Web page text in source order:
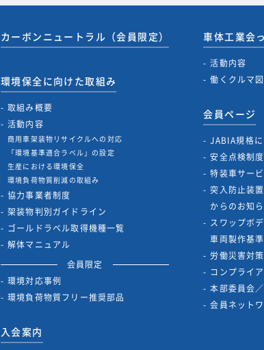
カーボンニュートラル（会員限定）
環境保全に向けた取組み
取組み概要
活動内容
商用車架装物リサイクルへの対応
「環境基準適合ラベル」の設定
生産における環境保全
環境負荷物質削減の取組み
協力事業者制度
架装物判別ガイドライン
ゴールドラベル取得機種一覧
解体マニュアル
会員限定
環境対応事例
環境負荷物質フリー推奨部品
入会案内
車体工業会
活動内容
働くクルマ
会員ページ
JABIA規格
安全点検制
特装車サー
突入防止装
からのお知
スワップボ
車両製作基準
労働災害対
コンプライ
本部委員会
会員ネット